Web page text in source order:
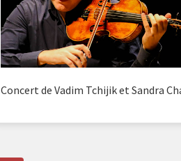
Concert de Vadim Tchijik et Sandra